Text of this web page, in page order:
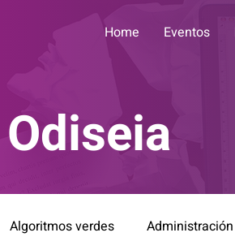
Home Eventos
Algoritmos verdes